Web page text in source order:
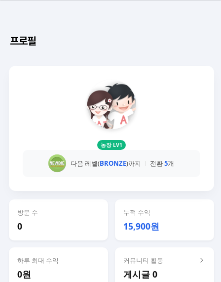
프로필
농장 LV1
다음 레벨(BRONZE)까지 전환5개
방문 수
0
누적 수익
15,900원
하루 최대 수익
0원
커뮤니티 활동
게시글 0